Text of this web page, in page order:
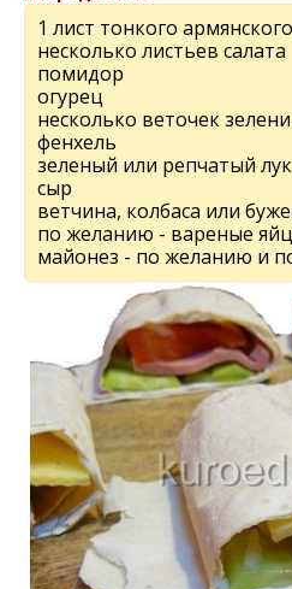
1 лист тонкого
несколько листьев салата
помидор
огурец
несколько веточек
фенхель
зеленый или репчатый лук
сыр
ветчина, колбаса или
по желанию - вареные
майонез - по желанию и